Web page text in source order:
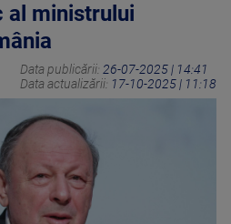
al ministrului
Data publicării: 26-07-2025 | 14:41
Data actualizării: 17-10-2025 | 11:18